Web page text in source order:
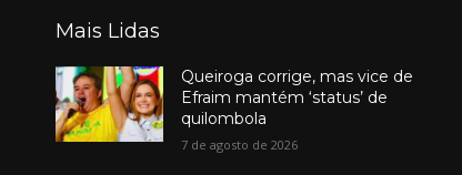
Mais Lidas
Queiroga corrige, mas vice de
Efraim mantém ‘status’ de
quilombola
7 de agosto de 2026